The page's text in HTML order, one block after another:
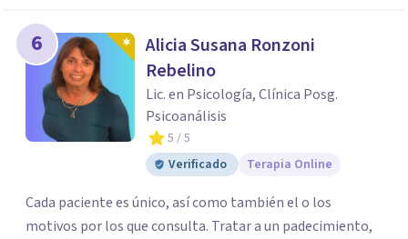
6
Alicia Susana Ronzoni
Rebelino
Lic. en Psicología, Clínica Posg.
Psicoanálisis
5 / 5
Verificado
Terapia Online
Cada paciente es único, así como también el o los
motivos por los que consulta. Tratar a un padecimiento,